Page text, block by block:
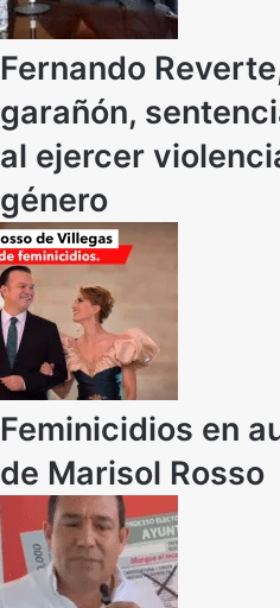
Fernando
garañón,
al ejercer
género
Feminicidios en
de Marisol Rosso